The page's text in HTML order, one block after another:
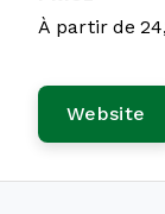
À partir de
Website